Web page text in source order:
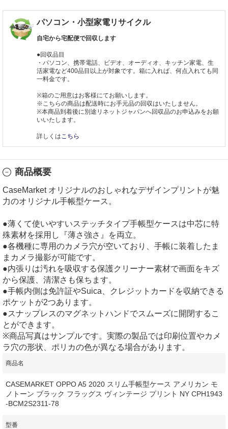
パソコン・小型家電リサイクル
自宅から宅配便で回収します
●回収品目
・パソコン、携帯電話、ビデオ、オーディオ、キッチン家電、生
活家電など400品目以上が対象です。箱に入れば、何点入れても同
一料金です。
※箱のご用意はお客様にてお願いします。
※こちらの商品は配送時にお手元品の回収はいたしません。
※本商品到着後に別途リネットジャパンへ回収品のお申込みをお願
いいたします。
詳しくはこちら
商品概要
CaseMarket オリジナルのおしゃれなデザインプリントが魅
力のオリジナル手帳型ケース。
●薄くて使いやすいステッチタイプ手帳型ケースは中芯に特
殊素材を採用し『薄さ強さ』を両立。
●各機種に専用のカメラ穴が空いており、手帳に装着したま
まカメラ撮影が可能です。
●内張りは汚れを吸収する保護クリーナー素材で画面をキズ
から保護、清潔さも保ちます。
●手帳内側は免許証やSuica、クレジットカードを収納できる
ポケットが2つあります。
●スナップレスのマグネットハンドでスムーズに開閉するこ
とができます。
※商品写真はサンプルです。実際の製品では印刷位置やカメ
ラ穴の形状、ポリカの色が異なる場合があります。
商品名
CASEMARKET OPPO A5 2020 スリム手帳型ケース アメリカン モ
ノトーン ブラック フラッグス ヴィンテージ プリント NY CPH1943
-BCM2S2311-78
型番